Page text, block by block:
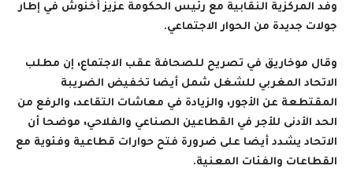
وفد المركزية النقابية مع رئيس الحكومة عزيز أخنوش في إطار
جولات جديدة من الحوار الاجتماعي.
وقال موخاريق في تصريح للصحافة عقب الاجتماع، إن مطلب
الاتحاد المغربي للشغل شمل أيضا تخفيض الضريبة
المقتطعة عن الأجور، والزيادة في معاشات التقاعد، والرفع من
الحد الأدنى للأجر في القطاعين الصناعي والفلاحي، موضحا أن
الاتحاد يشدد أيضا على ضرورة فتح حوارات قطاعية وفئوية مع
القطاعات والفئات المعنية.